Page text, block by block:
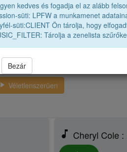
zenetoplistája.
play_arrow Véletlenszerüen
music_note Cheryl Cole
kedves és fogadja el az alább
süti: LPFW a munkamenet
süti:CLIENT Ön tárolja, hogy
Tárolja a zenelista
Bezár